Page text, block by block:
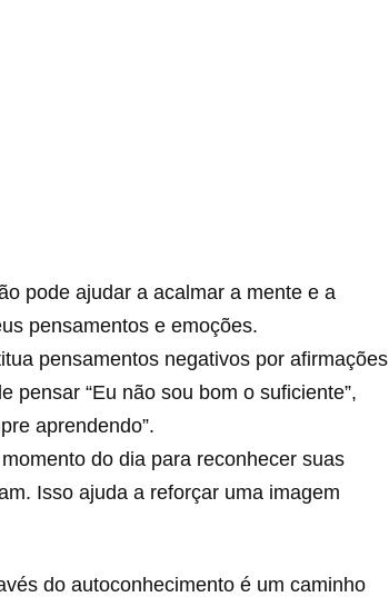
pode ajudar a acalmar a mente e a
pensamentos e emoções.
pensamentos negativos por afirmações
pensar “Eu não sou bom o suficiente”,
aprendendo”.
do dia para reconhecer suas
Isso ajuda a reforçar uma imagem
do autoconhecimento é um caminho